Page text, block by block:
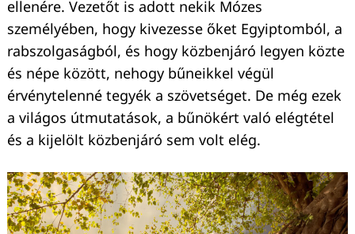
ellenére. Vezetőt is adott nekik Mózes
személyében, hogy kivezesse őket Egyiptomból, a
rabszolgaságból, és hogy közbenjáró legyen közte
és népe között, nehogy bűneikkel végül
érvénytelenné tegyék a szövetséget. De még ezek
a világos útmutatások, a bűnökért való elégtétel
és a kijelölt közbenjáró sem volt elég.